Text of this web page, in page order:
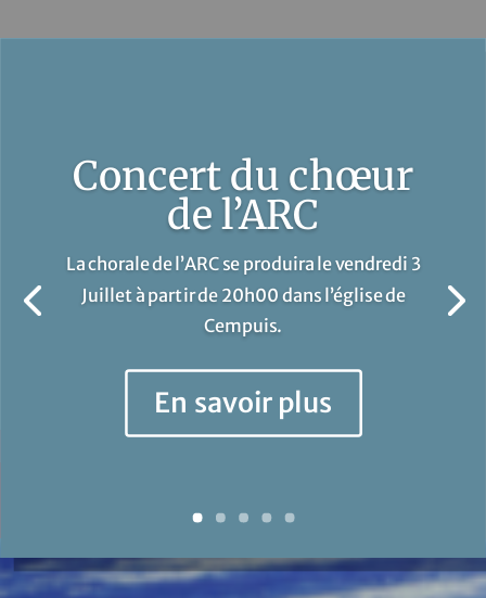
Concert du chœur
de l’ARC
La chorale de l’ARC se produira le vendredi 3
Juillet à partir de 20h00 dans l’église de
Cempuis.
En savoir plus